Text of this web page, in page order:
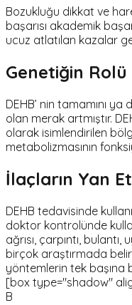
Bozukluğu dikkat ve
başarısı akademik
ucuz atlatılan kazalar
Genetiğin
DEHB’ nin tamamını
olan merak artmıştır.
olarak isimlendirilen
metabolizmasının
İlaçların Yan
DEHB tedavisinde
doktor kontrolünde
ağrısı, çarpıntı,
birçok araştırmada
yöntemlerin tek başına
[box type="shadow"
B